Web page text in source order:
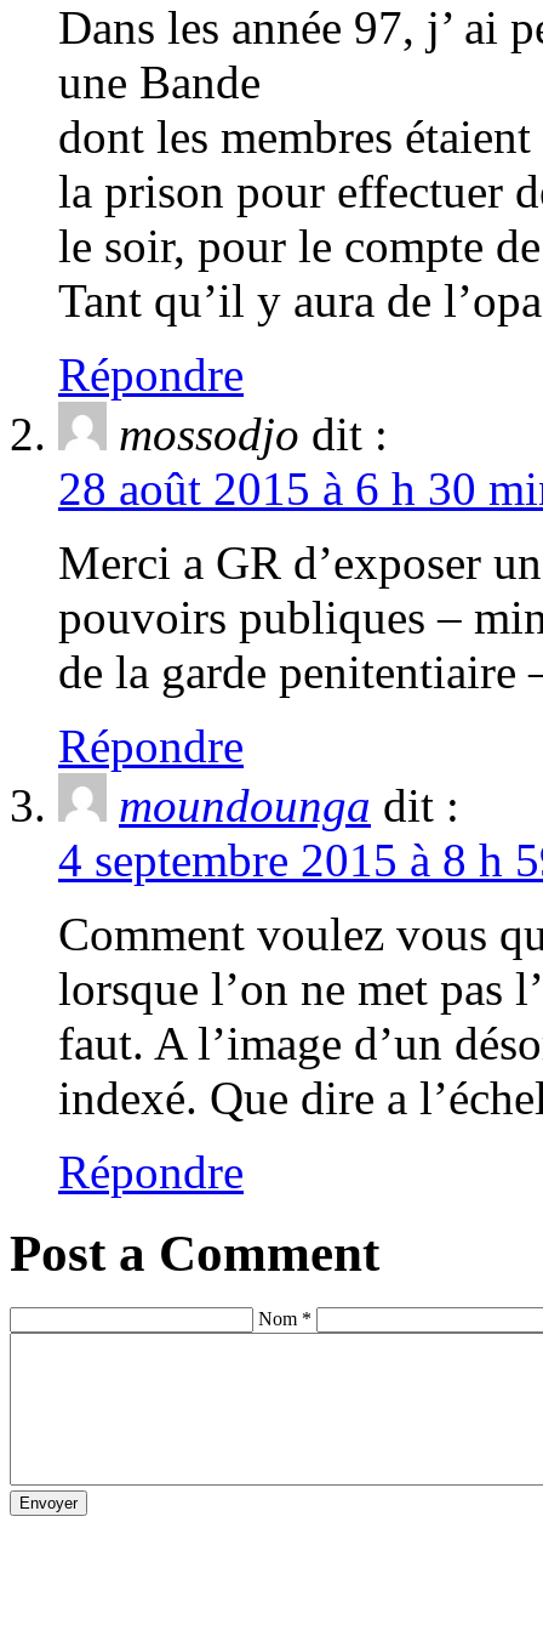
Dans les année 97, j’ ai
une Bande
dont les membres
la prison pour effectuer
le soir, pour le compte
Tant qu’il y aura de
Répondre
mossodjo dit :
28 août 2015 à 6 h 30
Merci a GR d’exposer
pouvoirs publiques –
de la garde penitentiaire
Répondre
moundounga dit :
4 septembre 2015 à 8 h
Comment voulez vous
lorsque l’on ne met pas
faut. A l’image d’un
indexé. Que dire a
Répondre
Post a Comment
Nom *